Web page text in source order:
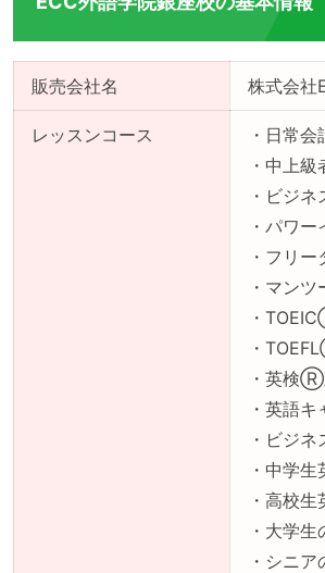
販売会社名 株式会社
レッスンコース
・日常
・中上
・ビジ
・パワ
・フリ
・マン
・
・
・英検Ⓡ
・英語
・ビジ
・中学
・高校
・大学
・シニ